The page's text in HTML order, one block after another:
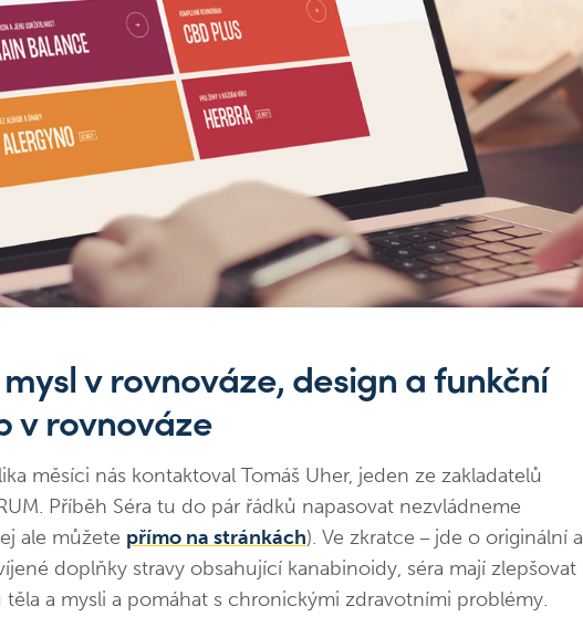
v rovnováze, design a funkční
v rovnováze
měsíci nás kontaktoval Tomáš Uher, jeden ze zakladatelů
Příběh Séra tu do pár řádků napasovat nezvládneme
ale můžete přímo na stránkách). Ve zkratce –jde o originální a
doplňky stravy obsahující kanabinoidy, séra mají zlepšovat
těla a mysli a pomáhat s chronickými zdravotními problémy.